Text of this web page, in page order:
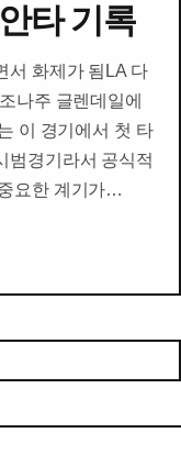
타 기록
서 화제가 됨LA 다
나주 글렌데일에
이 경기에서 첫 타
범경기라서 공식적
요한 계기가…